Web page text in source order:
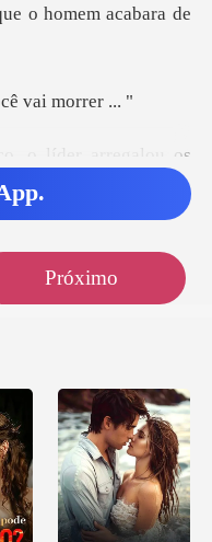
o líd
Próximo